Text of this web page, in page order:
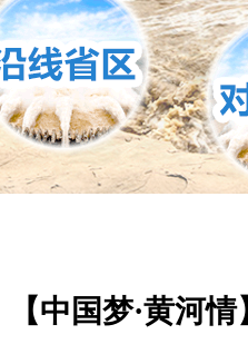
【中国梦·黄河